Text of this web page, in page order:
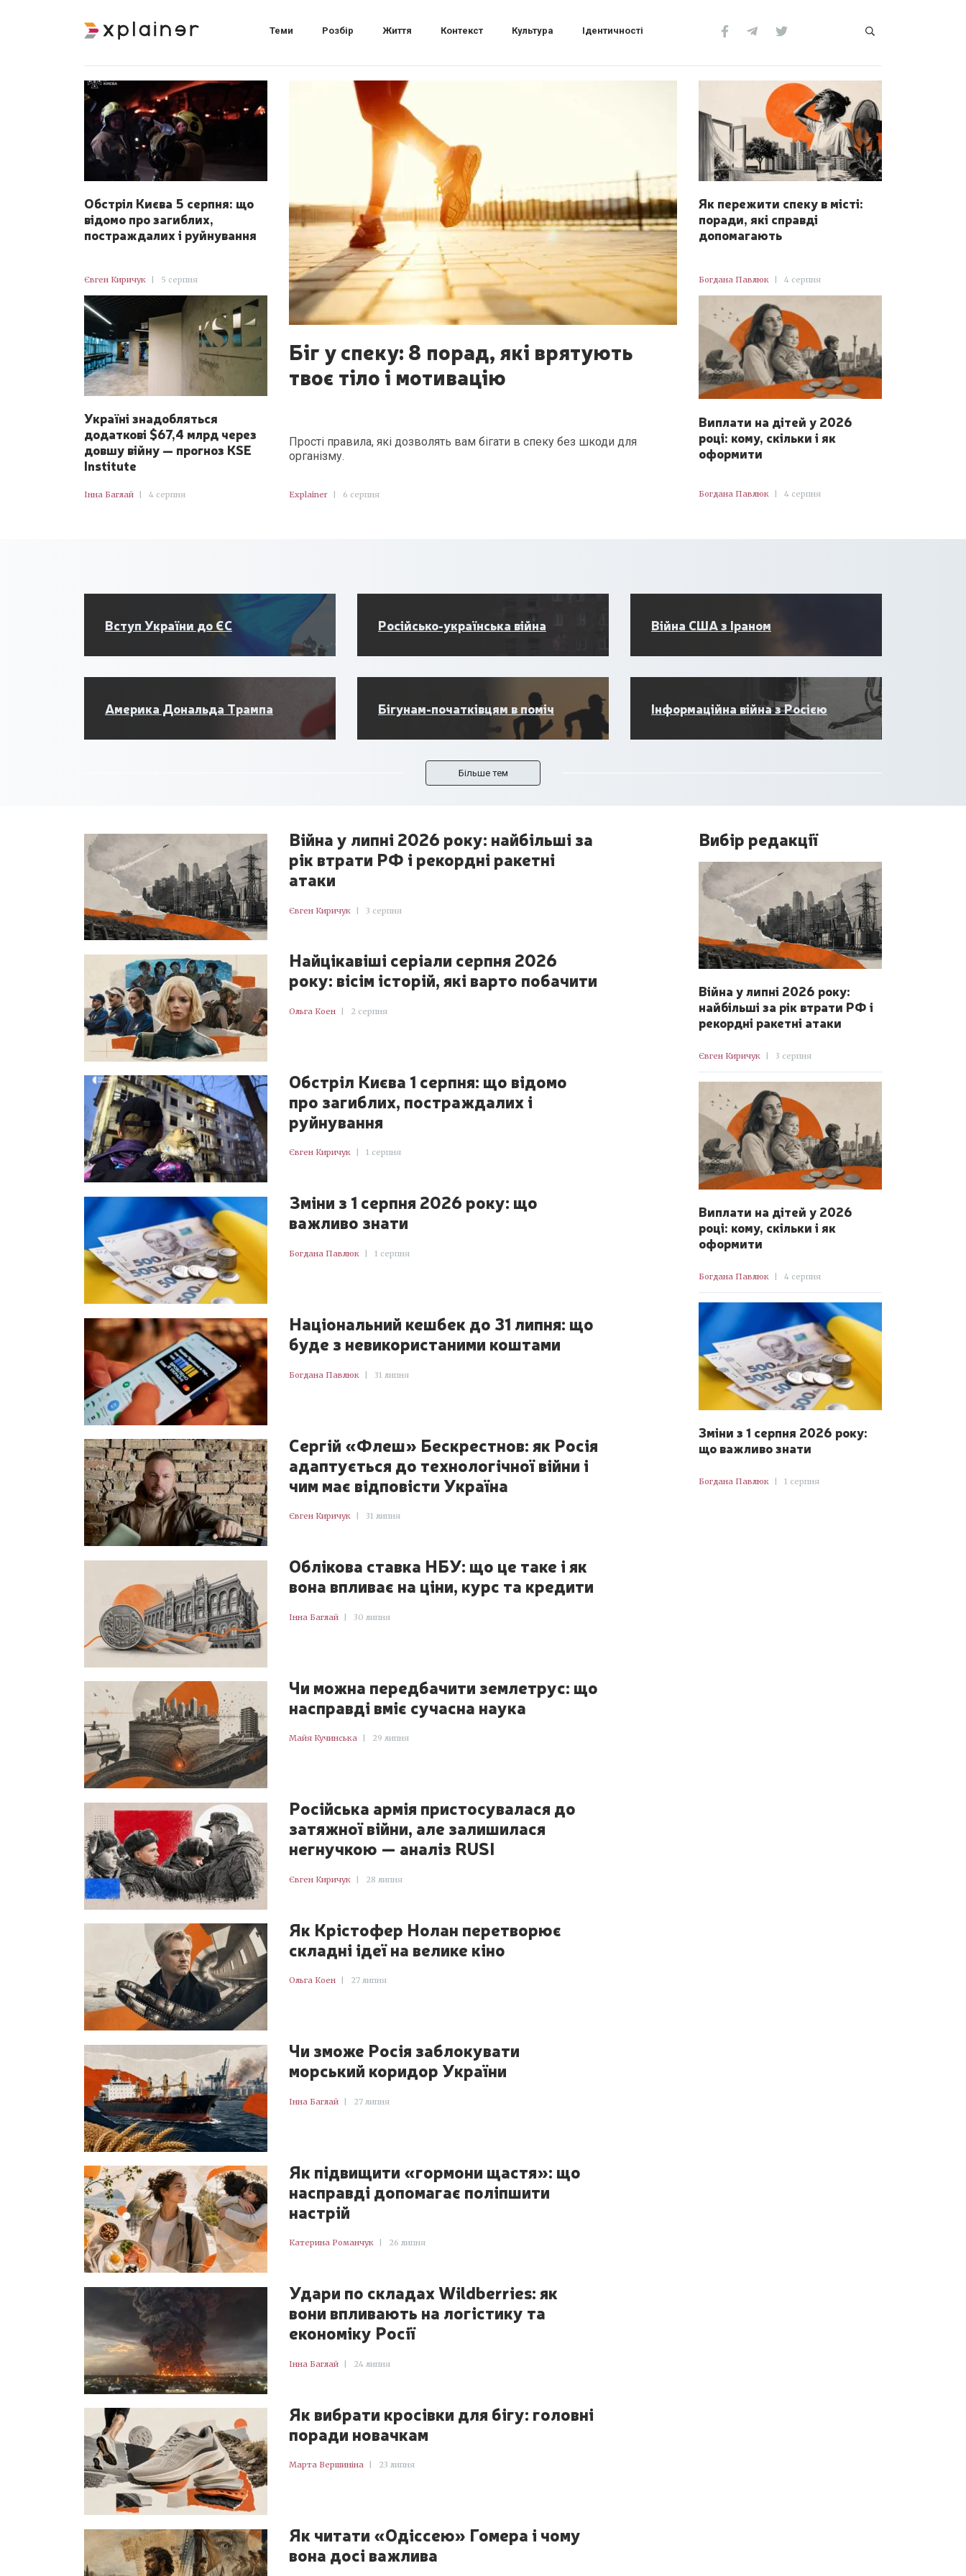
Теми Розбір Життя Контекст Культура Ідентичності
Обстріл Києва 5 серпня: що
відомо про загиблих,
постраждалих і руйнування
Євген Киричук | 5 серпня
Україні знадобляться
додаткові $67,4 млрд через
довшу війну — прогноз KSE
Institute
Інна Баглай | 4 серпня
Біг у спеку: 8 порад, які врятують
твоє тіло і мотивацію
Прості правила, які дозволять вам бігати в спеку без шкоди для
організму.
Explainer | 6 серпня
Як пережити спеку в місті:
поради, які справді
допомагають
Богдана Павлюк | 4 серпня
Виплати на дітей у 2026
році: кому, скільки і як
оформити
Богдана Павлюк 4 серпня
Вступ України до ЄС Російсько-українська війна Війна США з Іраном
Америка Дональда Трампа Бігунам-початківцям в поміч Інформаційна війна з Росією
Більше тем
Війна у липні 2026 року: найбільші за
рік втрати РФ і рекордні ракетні
атаки
Євген Киричук | 3 серпня
Найцікавіші серіали серпня 2026
року: вісім історій, які варто побачити
Ольга Коен 2 серпня
Обстріл Києва 1 серпня: що відомо
про загиблих, постраждалих і
руйнування
Євген Киричук 1 серпня
Зміни з 1 серпня 2026 року: що
важливо знати
Богдана Павлюк 1 серпня
Національний кешбек до 31 липня: що
буде з невикористаними коштами
Богдана Павлюк | 31 липня
Сергій «Флеш» Бескрестнов: як Росія
адаптується до технологічної війни і
чим має відповісти Україна
Євген Киричук 31 липня
Облікова ставка НБУ: що це таке і як
вона впливає на ціни, курс та кредити
Інна Баглай | 30 липня
Чи можна передбачити землетрус: що
насправді вміє сучасна наука
Майя Кучинська 29 липня
Російська армія пристосувалася до
затяжної війни, але залишилася
негнучкою — аналіз RUSI
Євген Киричук | 28 липня
Як Крістофер Нолан перетворює
складні ідеї на велике кіно
Ольга Коен 27 липня
Чи зможе Росія заблокувати
морський коридор України
Інна Баглай | 27 липня
Як підвищити «гормони щастя»: що
насправді допомагає поліпшити
настрій
Катерина Романчук 26 липня
Удари по складах Wildberries: як
вони впливають на логістику та
економіку Росії
Інна Баглай | 24 липня
Як вибрати кросівки для бігу: головні
поради новачкам
Марта Вершиніна 23 липня
Як читати «Одіссею» Гомера і чому
вона досі важлива
Вибір редакції
Війна у липні 2026 року:
найбільші за рік втрати РФ і
рекордні ракетні атаки
Євген Киричук 3 серпня
Виплати на дітей у 2026
році: кому, скільки і як
оформити
Богдана Павлюк 4 серпня
Зміни з 1 серпня 2026 року:
що важливо знати
Богдана Павлюк 1 серпня